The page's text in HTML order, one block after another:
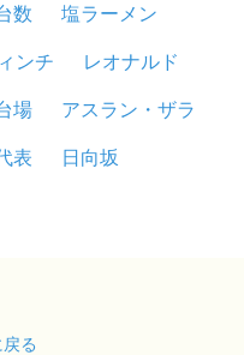
数
塩ラーメン
ンチ
レオナルド
場
アスラン・ザラ
表
日向坂
る